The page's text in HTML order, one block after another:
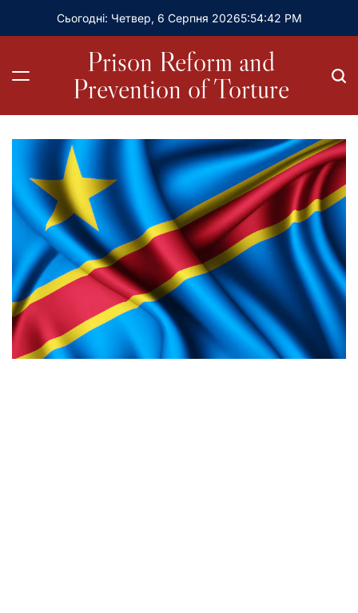
Сьогодні: Четвер, 6 Серпня 20265:54:44 PM
Prison Reform and
Prevention of Torture